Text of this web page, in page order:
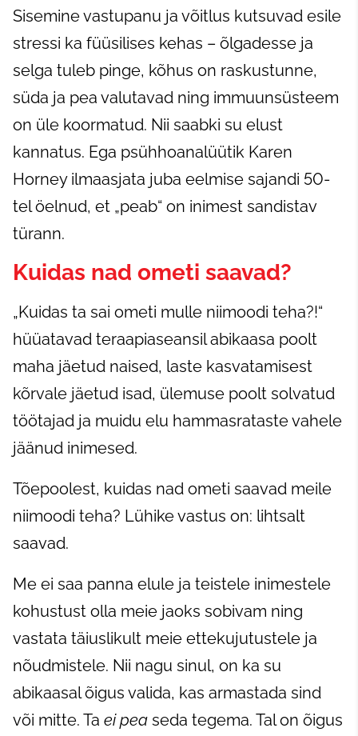
Sisemine vastupanu ja võitlus kutsuvad esile
stressi ka füüsilises kehas – õlgadesse ja
selga tuleb pinge, kõhus on raskustunne,
süda ja pea valutavad ning immuunsüsteem
on üle koormatud. Nii saabki su elust
kannatus. Ega psühhoanalüütik Karen
Horney ilmaasjata juba eelmise sajandi 50-
tel öelnud, et „peab“ on inimest sandistav
türann.
Kuidas nad ometi saavad?
„Kuidas ta sai ometi mulle niimoodi teha?!“
hüüatavad teraapiaseansil abikaasa poolt
maha jäetud naised, laste kasvatamisest
kõrvale jäetud isad, ülemuse poolt solvatud
töötajad ja muidu elu hammasrataste vahele
jäänud inimesed.
Tõepoolest, kuidas nad ometi saavad meile
niimoodi teha? Lühike vastus on: lihtsalt
saavad.
Me ei saa panna elule ja teistele inimestele
kohustust olla meie jaoks sobivam ning
vastata täiuslikult meie ettekujutustele ja
nõudmistele. Nii nagu sinul, on ka su
abikaasal õigus valida, kas armastada sind
või mitte. Ta ei pea seda tegema. Tal on õigus